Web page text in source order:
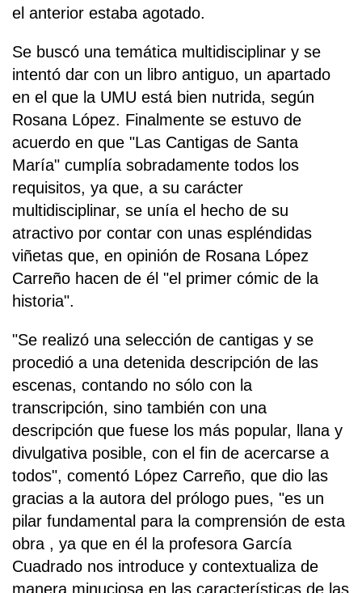
el anterior estaba agotado.
Se buscó una temática multidisciplinar y se
intentó dar con un libro antiguo, un apartado
en el que la UMU está bien nutrida, según
Rosana López. Finalmente se estuvo de
acuerdo en que "Las Cantigas de Santa
María" cumplía sobradamente todos los
requisitos, ya que, a su carácter
multidisciplinar, se unía el hecho de su
atractivo por contar con unas espléndidas
viñetas que, en opinión de Rosana López
Carreño hacen de él "el primer cómic de la
historia".
"Se realizó una selección de cantigas y se
procedió a una detenida descripción de las
escenas, contando no sólo con la
transcripción, sino también con una
descripción que fuese los más popular, llana y
divulgativa posible, con el fin de acercarse a
todos", comentó López Carreño, que dio las
gracias a la autora del prólogo pues, "es un
pilar fundamental para la comprensión de esta
obra , ya que en él la profesora García
Cuadrado nos introduce y contextualiza de
manera minuciosa en las características de las